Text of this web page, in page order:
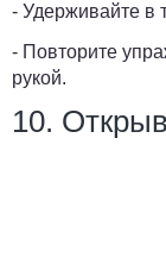
- Удерживайте в
- Повторите
рукой.
10.